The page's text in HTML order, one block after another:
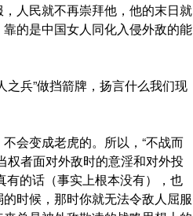
人民就不再崇拜他，他的末日就
的是中国女人同化入侵外敌的能
兵”做挡箭牌，扬言什么我们现
会变成老虎的。所以，“不战而
权者面对外敌时的意淫和对外投
的话（事实上根本没有），也
时候，那时你就无法令敌人屈服